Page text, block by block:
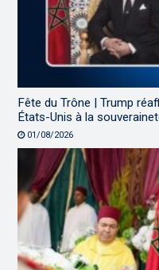
Fête du Trône | Trump
États-Unis à la
01/08/2026